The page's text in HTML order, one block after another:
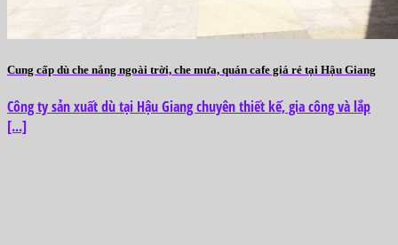
Cung cấp dù che nắng ngoài trời, che mưa, quán cafe giá rẻ tại Hậu Giang
Công ty sản xuất dù tại Hậu Giang chuyên thiết kế, gia công và lắp
[...]